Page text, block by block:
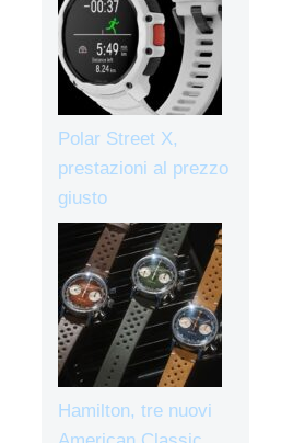
Polar Street X,
prestazioni al prezzo
giusto
Hamilton, tre nuovi